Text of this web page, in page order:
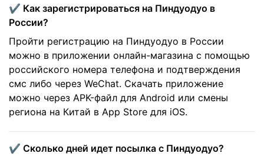
✔️ Как зарегистрироваться на Пиндуодуо в
России?
Пройти регистрацию на Пиндуодуо в России
можно в приложении онлайн-магазина с помощью
российского номера телефона и подтверждения
смс либо через WeChat. Скачать приложение
можно через APK-файл для Android или смены
региона на Китай в App Store для iOS.
✔️ Сколько дней идет посылка с Пиндуодуо?